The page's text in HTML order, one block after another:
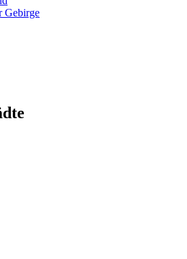
Gebirge